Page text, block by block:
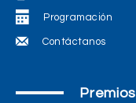
Programación
Contáctanos